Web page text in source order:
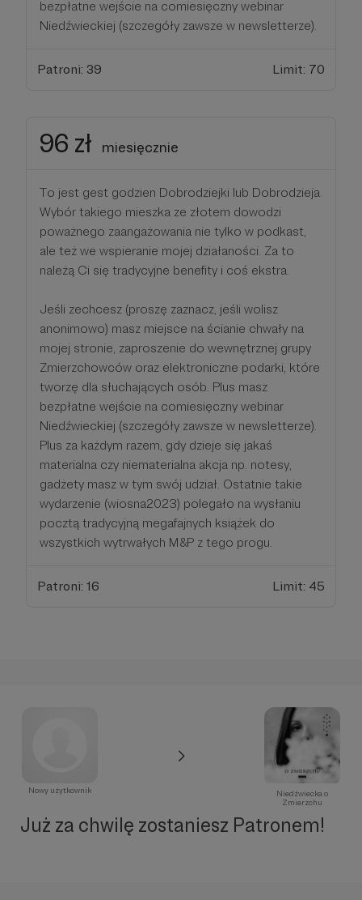
bezpłatne wejście na comiesięczny webinar
Niedźwieckiej (szczegóły zawsze w newsletterze).
Patroni: 39 Limit: 70
96 zł miesięcznie
To jest gest godzien Dobrodziejki lub Dobrodzieja.
Wybór takiego mieszka ze złotem dowodzi
poważnego zaangażowania nie tylko w podkast,
ale też we wspieranie mojej działaności. Za to
należą Ci się tradycyjne benefity i coś ekstra.
Jeśli zechcesz (proszę zaznacz, jeśli wolisz
anonimowo) masz miejsce na ścianie chwały na
mojej stronie, zaproszenie do wewnętrznej grupy
Zmierzchowców oraz elektroniczne podarki, które
tworzę dla słuchających osób. Plus masz
bezpłatne wejście na comiesięczny webinar
Niedźwieckiej (szczegóły zawsze w newsletterze).
Plus za każdym razem, gdy dzieje się jakaś
materialna czy niematerialna akcja np. notesy,
gadżety masz w tym swój udział. Ostatnie takie
wydarzenie (wiosna2023) polegało na wysłaniu
pocztą tradycyjną megafajnych książek do
wszystkich wytrwałych M&P z tego progu.
Patroni: 16 Limit: 45
Nowy użytkownik
Niedźwiecka o
Zmierzchu
Już za chwilę zostaniesz Patronem!